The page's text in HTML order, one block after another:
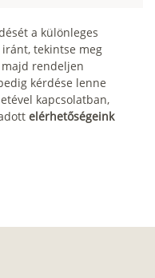
a különleges
tekintse meg
rendeljen
kérdése lenne
kapcsolatban,
elérhetőségeink